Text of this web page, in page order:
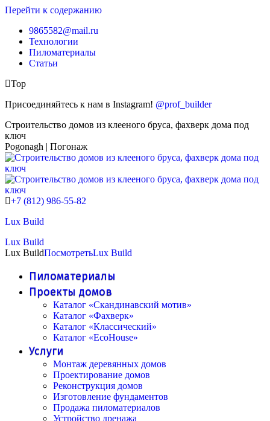
Перейти к содержанию
9865582@mail.ru
Технологии
Пиломатериалы
Статьи
Top
Присоединяйтесь к нам в Instagram! @prof_builder
Строительство домов из клееного бруса, фахверк дома под
ключ
Pogonagh | Погонаж
+7 (812) 986-55-82
Lux Build
Lux Build
Lux BuildПосмотретьLux Build
Пиломатериалы
Проекты домов
Каталог «Скандинавский мотив»
Каталог «Фахверк»
Каталог «Классический»
Каталог «EcoHouse»
Услуги
Монтаж деревянных домов
Проектирование домов
Реконструкция домов
Изготовление фундаментов
Продажа пиломатериалов
Устройство дренажа